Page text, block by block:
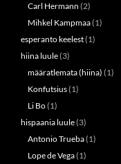
Carl Hermann (2)
Mihkel Kampmaa(1)
esperanto keelest(1)
hiina luule(3)
määratlemata (hiina) (1)
Konfutsius(1)
Li Bo(1)
hispaania luule(3)
Antonio Trueba(1)
Lope de Vega(1)